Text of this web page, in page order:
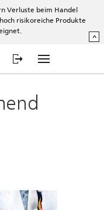
Verluste beim Handel
risikoreiche Produkte
^